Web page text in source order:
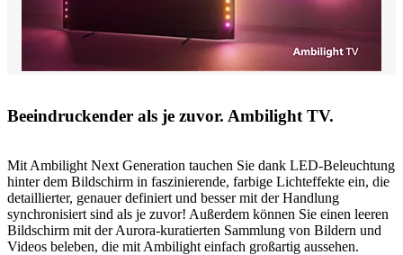
Beeindruckender als je zuvor. Ambilight TV.
Mit Ambilight Next Generation tauchen Sie dank LED-Beleuchtung
hinter dem Bildschirm in faszinierende, farbige Lichteffekte ein, die
detaillierter, genauer definiert und besser mit der Handlung
synchronisiert sind als je zuvor! Außerdem können Sie einen leeren
Bildschirm mit der Aurora-kuratierten Sammlung von Bildern und
Videos beleben, die mit Ambilight einfach großartig aussehen.